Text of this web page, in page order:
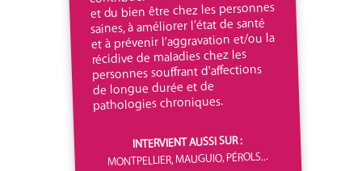
et du bien être chez les personnes
saines, à améliorer l’état de santé
et à prévenir l’aggravation et/ou la
récidive de maladies chez les
personnes souffrant d'affections
de longue durée et de
pathologies chroniques.
INTERVIENT AUSSI SUR :
MONTPELLIER, MAUGUIO, PÉROLS...